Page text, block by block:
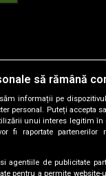
să rămână
informații pe
personal. Puteți accepta
unui interes legitim în
fi raportate
agentiile de publicitate
pentru a permite website-